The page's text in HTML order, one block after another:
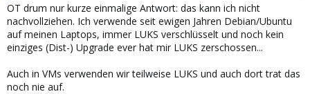
OT drum nur kurze einmalige Antwort: das kann ich nicht
nachvollziehen. Ich verwende seit ewigen Jahren Debian/Ubuntu
auf meinen Laptops, immer LUKS verschlüsselt und noch kein
einziges (Dist-) Upgrade ever hat mir LUKS zerschossen...
Auch in VMs verwenden wir teilweise LUKS und auch dort trat das
noch nie auf.